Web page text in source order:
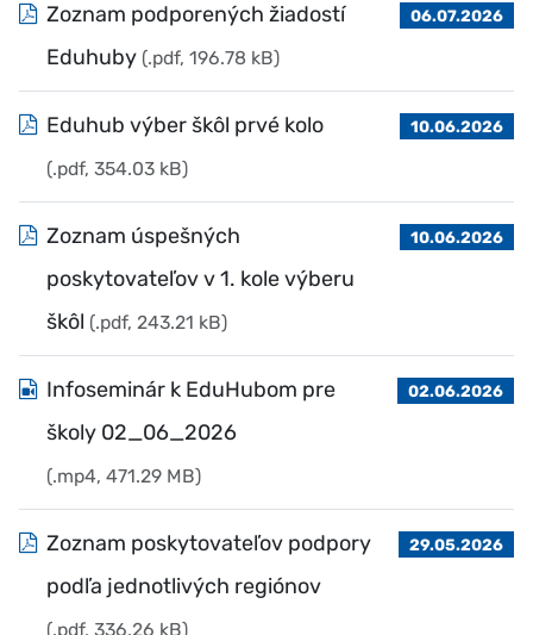
Zoznam podporených žiadostí
Eduhuby (.pdf, 196.78 kB)
06.07.2026
Eduhub výber škôl prvé kolo
(.pdf, 354.03 kB)
10.06.2026
Zoznam úspešných
poskytovateľov v 1. kole výberu
škôl (.pdf, 243.21 kB)
10.06.2026
Infoseminár k EduHubom pre
školy 02_06_2026
(.mp4, 471.29 MB)
02.06.2026
Zoznam poskytovateľov podpory
podľa jednotlivých regiónov
(.pdf, 336.26 kB)
29.05.2026